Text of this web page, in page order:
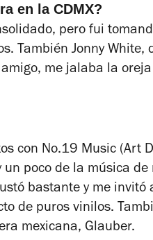
en la CDMX?
pero fui
También Jonny White,
me jalaba la
con No.19 Music (Art
poco de la música de
bastante y me invitó
de puros vinilos.
mexicana, Glauber.